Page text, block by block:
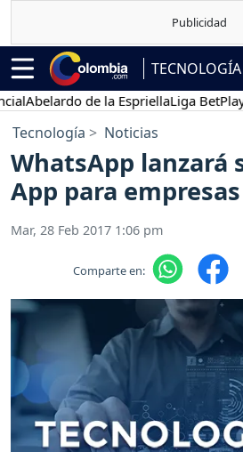
TECNOLOGÍA
Abelardo de la EspriellaLiga BetPlay
Tecnología Noticias
WhatsApp lanzará
App para empresas
Mar, 28 Feb 2017 1:06 pm
Comparte en: